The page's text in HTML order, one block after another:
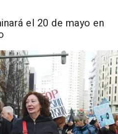
el 20 de mayo en